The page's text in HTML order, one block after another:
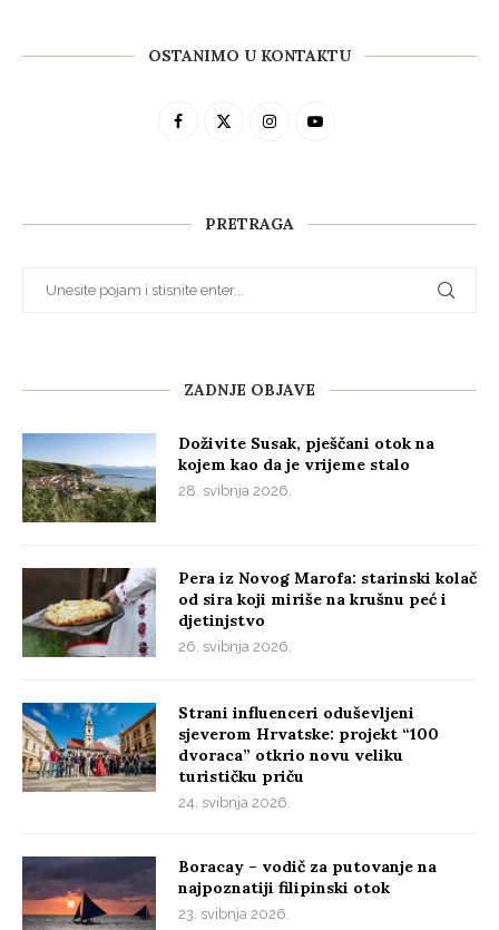
OSTANIMO U KONTAKTU
PRETRAGA
ZADNJE OBJAVE
Doživite Susak, pješčani otok na
kojem kao da je vrijeme stalo
28. svibnja 2026.
Pera iz Novog Marofa: starinski kolač
od sira koji miriše na krušnu peć i
djetinjstvo
26. svibnja 2026.
Strani influenceri oduševljeni
sjeverom Hrvatske: projekt “100
dvoraca” otkrio novu veliku
turističku priču
24. svibnja 2026.
Boracay – vodič za putovanje na
najpoznatiji filipinski otok
23. svibnja 2026.